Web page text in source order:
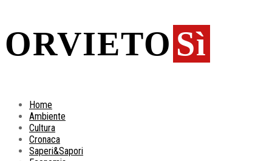
ORVIETO Sì
Home
Ambiente
Cultura
Cronaca
Saperi&Sapori